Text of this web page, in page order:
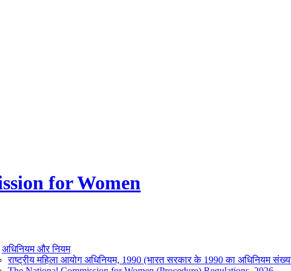
for Women
अधिनियम और नियम
राष्ट्रीय महिला आयोग अधिनियम, 1990 (भारत सरकार के 1990 का अधिनियम